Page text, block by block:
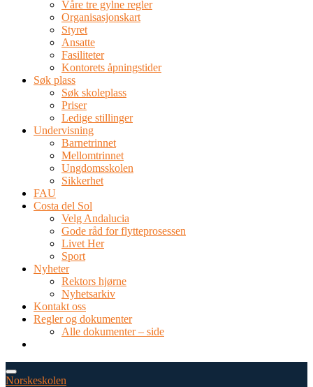
Våre tre gylne regler
Organisasjonskart
Styret
Ansatte
Fasiliteter
Kontorets åpningstider
Søk plass
Søk skoleplass
Priser
Ledige stillinger
Undervisning
Barnetrinnet
Mellomtrinnet
Ungdomsskolen
Sikkerhet
FAU
Costa del Sol
Velg Andalucia
Gode råd for flytteprosessen
Livet Her
Sport
Nyheter
Rektors hjørne
Nyhetsarkiv
Kontakt oss
Regler og dokumenter
Alle dokumenter – side
Norskeskolen